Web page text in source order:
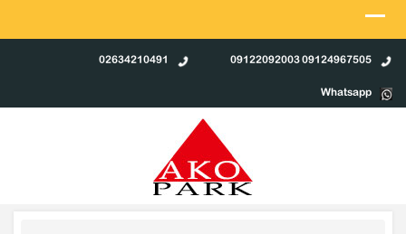
09124967505 09122092003
02634210491
Whatsapp